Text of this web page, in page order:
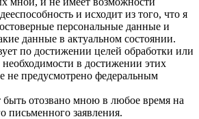
и исходит из того, что я
персональные данные и
данные в актуальном состоянии.
по достижении целей обработки или
необходимости в достижении этих
не предусмотрено федеральным
быть отозвано мною в любое время на
письменного заявления.